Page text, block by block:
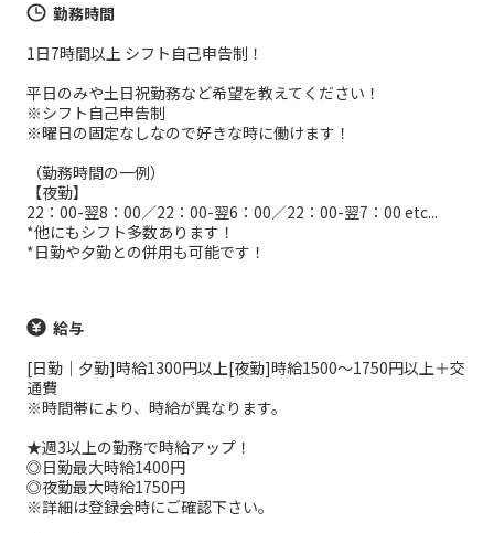
勤務時間
1日7時間以上 シフト自己申告制！
平日のみや土日祝勤務など希望を教えてください！
※シフト自己申告制
※曜日の固定なしなので好きな時に働けます！
（勤務時間の一例）
【夜勤】
22：00-翌8：00／22：00-翌6：00／22：00-翌7：00 etc...
*他にもシフト多数あります！
*日勤や夕勤との併用も可能です！
給与
[日勤｜夕勤]時給1300円以上[夜勤]時給1500～1750円以上＋交
通費
※時間帯により、時給が異なります。
★週3以上の勤務で時給アップ！
◎日勤最大時給1400円
◎夜勤最大時給1750円
※詳細は登録会時にご確認下さい。